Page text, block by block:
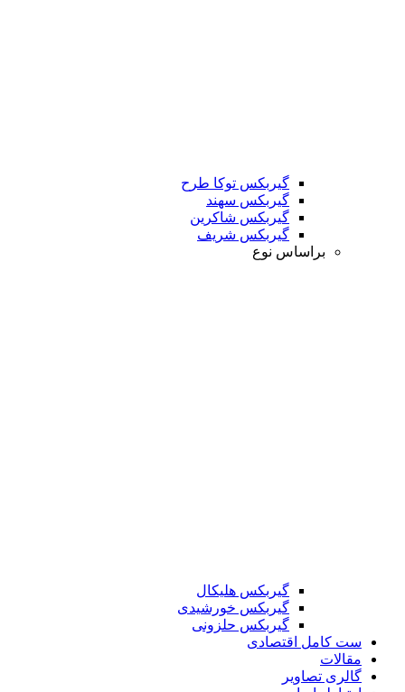
گیربکس توکا طرح
گیربکس سهند
گیربکس شاکرین
گیربکس شریف
براساس نوع
گیربکس هلیکال
گیربکس خورشیدی
گیربکس حلزونی
ست کامل اقتصادی
مقالات
گالری تصاویر